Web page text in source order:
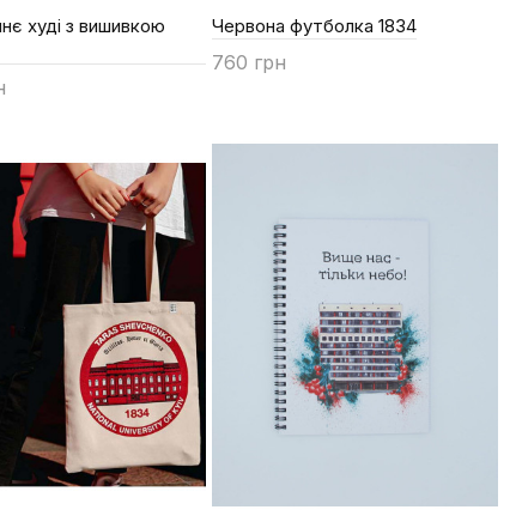
худі з вишивкою
Червона футболка 1834
760 грн